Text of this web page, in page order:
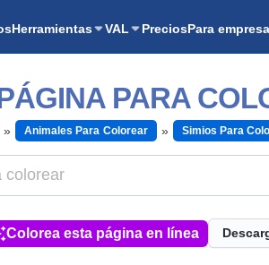
Herramientas VAL PreciosPara
PARA
Animales Para Colorear Simios Para
Colorea esta página en línea